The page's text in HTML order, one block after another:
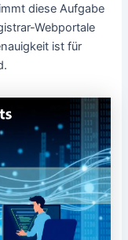
diese Aufgabe
Webportale
ist für